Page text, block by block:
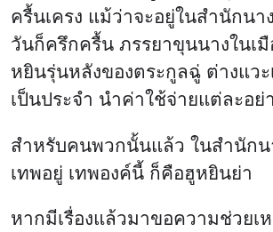
ครื้นเครง แม้ว่าจะอยู่ในสำนักนา
วันก็ครึกครื้น ภรรยาขุนนางในเมื
หยินรุ่นหลังของตระกูลฉู่ ต่างแวะ
เป็นประจำ นำค่าใช้จ่ายแต่ละอย่
สำหรับคนพวกนั้นแล้ว ในสำนักน
เทพอยู่ เทพองค์นี้ ก็คือฮูหยินย่า
หากมีเรื่องแล้วมาขอความช่วยเ